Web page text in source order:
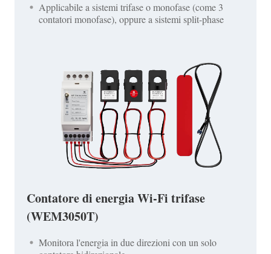
Applicabile a sistemi trifase o monofase (come 3
contatori monofase), oppure a sistemi split-phase
Contatore di energia Wi-Fi trifase
(WEM3050T)
Monitora l'energia in due direzioni con un solo